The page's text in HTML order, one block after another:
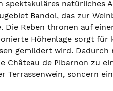
spektakuläres natürliches
Bandol, das zur
Die Reben thronen auf
Höhenlage sorgt für
gemildert wird.
Château de Pibarnon zu
sondern